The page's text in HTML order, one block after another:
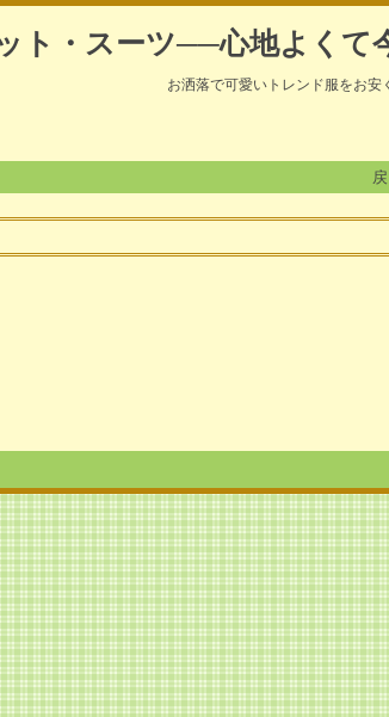
ト・スーツ──心地よくて
お洒落で可愛いトレンド服をお安